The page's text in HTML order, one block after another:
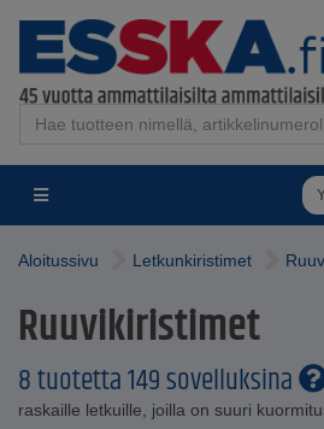
Aloitussivu Letkunkiristimet
Ruuvikiristimet
8 tuotetta 149 sovelluksina
raskaille letkuille, joilla on suuri